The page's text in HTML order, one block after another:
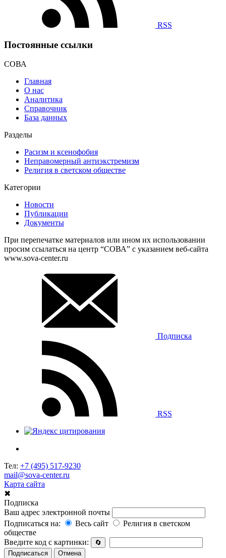
RSS
Постоянные ссылки
СОВА
Главная
О нас
Аналитика
Справочник
База данных
Разделы
Расизм и ксенофобия
Неправомерный антиэкстремизм
Религия в светском обществе
Категории
Новости
Публикации
Документы
При перепечатке материалов или ином их использовании
просим ссылаться на центр “СОВА” с указанием веб-сайта
www.sova-center.ru
Подписка
RSS
Тел: +7 (495) 517-9230
mail@sova-center.ru
Карта сайта
✖
Подписка
Ваш адрес электронной почты
Подписаться на:
Весь сайт
Религия в светском
обществе
Введите код с картинки:
🔄
Подписаться
Отмена